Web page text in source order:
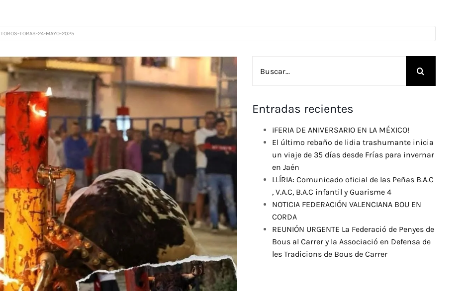
TOROS-TORAS-24-MAYO-2025
Entradas recientes
¡FERIA DE ANIVERSARIO EN LA MÉXICO!
El último rebaño de lidia trashumante inicia
un viaje de 35 días desde Frías para invernar
en Jaén
LLÍRIA: Comunicado oficial de las Peñas B.A.C
, V.A.C, B.A.C infantil y Guarisme 4
NOTICIA FEDERACIÓN VALENCIANA BOU EN
CORDA
REUNIÓN URGENTE La Federació de Penyes de
Bous al Carrer y la Associació en Defensa de
les Tradicions de Bous de Carrer